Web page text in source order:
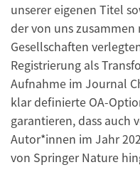
unserer eigenen Titel
der von uns
Gesellschaften
Registrierung als
Aufnahme im Journal
klar definierte OA-
garantieren, dass auch
Autor*innen im Jahr
von Springer Nature